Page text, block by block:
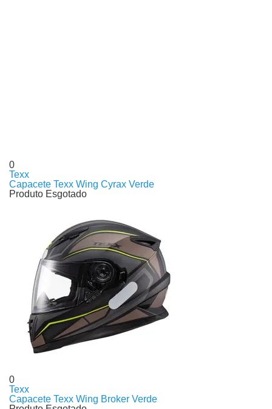
0
Texx
Capacete Texx Wing Cyrax Verde
Produto Esgotado
0
Texx
Capacete Texx Wing Broker Verde